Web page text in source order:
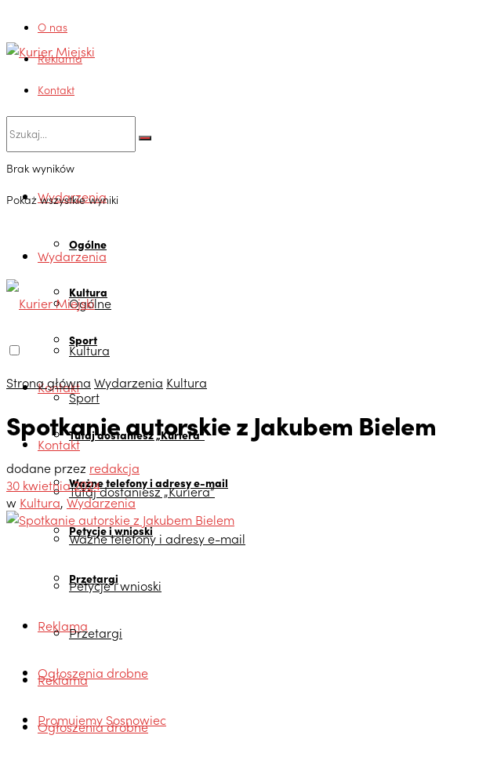
O nas
Reklama
Kontakt
Brak wyników
Pokaż wszystkie wyniki
Wydarzenia
Ogólne
Kultura
Sport
Kontakt
Tutaj dostaniesz „Kuriera”
Ważne telefony i adresy e-mail
Petycje i wnioski
Przetargi
Reklama
Ogłoszenia drobne
Promujemy Sosnowiec
Wydarzenia
Ogólne
Kultura
Sport
Kontakt
Tutaj dostaniesz „Kuriera”
Ważne telefony i adresy e-mail
Petycje i wnioski
Przetargi
Reklama
Ogłoszenia drobne
Strona główna Wydarzenia Kultura
Spotkanie autorskie z Jakubem Bielem
dodane przez redakcja
30 kwietnia 2024
w Kultura, Wydarzenia